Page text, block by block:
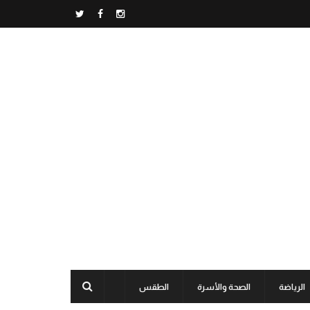
الرياضة الصحة والأسرة الطقس